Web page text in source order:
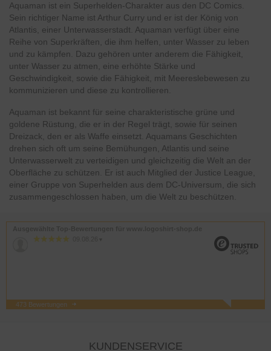
Aquaman ist ein Superhelden-Charakter aus den DC Comics.
Sein richtiger Name ist Arthur Curry und er ist der König von
Atlantis, einer Unterwasserstadt. Aquaman verfügt über eine
Reihe von Superkräften, die ihm helfen, unter Wasser zu leben
und zu kämpfen. Dazu gehören unter anderem die Fähigkeit,
unter Wasser zu atmen, eine erhöhte Stärke und
Geschwindigkeit, sowie die Fähigkeit, mit Meereslebewesen zu
kommunizieren und diese zu kontrollieren.
Aquaman ist bekannt für seine charakteristische grüne und
goldene Rüstung, die er in der Regel trägt, sowie für seinen
Dreizack, den er als Waffe einsetzt. Aquamans Geschichten
drehen sich oft um seine Bemühungen, Atlantis und seine
Unterwasserwelt zu verteidigen und gleichzeitig die Welt an der
Oberfläche zu schützen. Er ist auch Mitglied der Justice League,
einer Gruppe von Superhelden aus dem DC-Universum, die sich
zusammengeschlossen haben, um die Welt zu beschützen.
08.08.26 ▼
473 Bewertungen
KUNDENSERVICE